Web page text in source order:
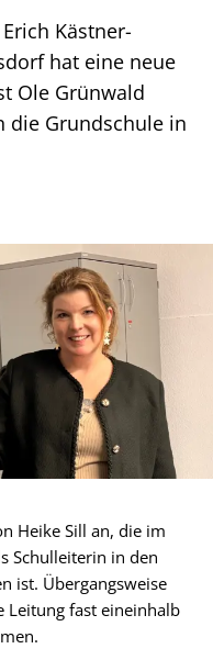
Kästner-
hat eine neue
Ole Grünwald
Grundschule in
Heike Sill an, die im
Schulleiterin in den
ist. Übergangsweise
Leitung fast eineinhalb